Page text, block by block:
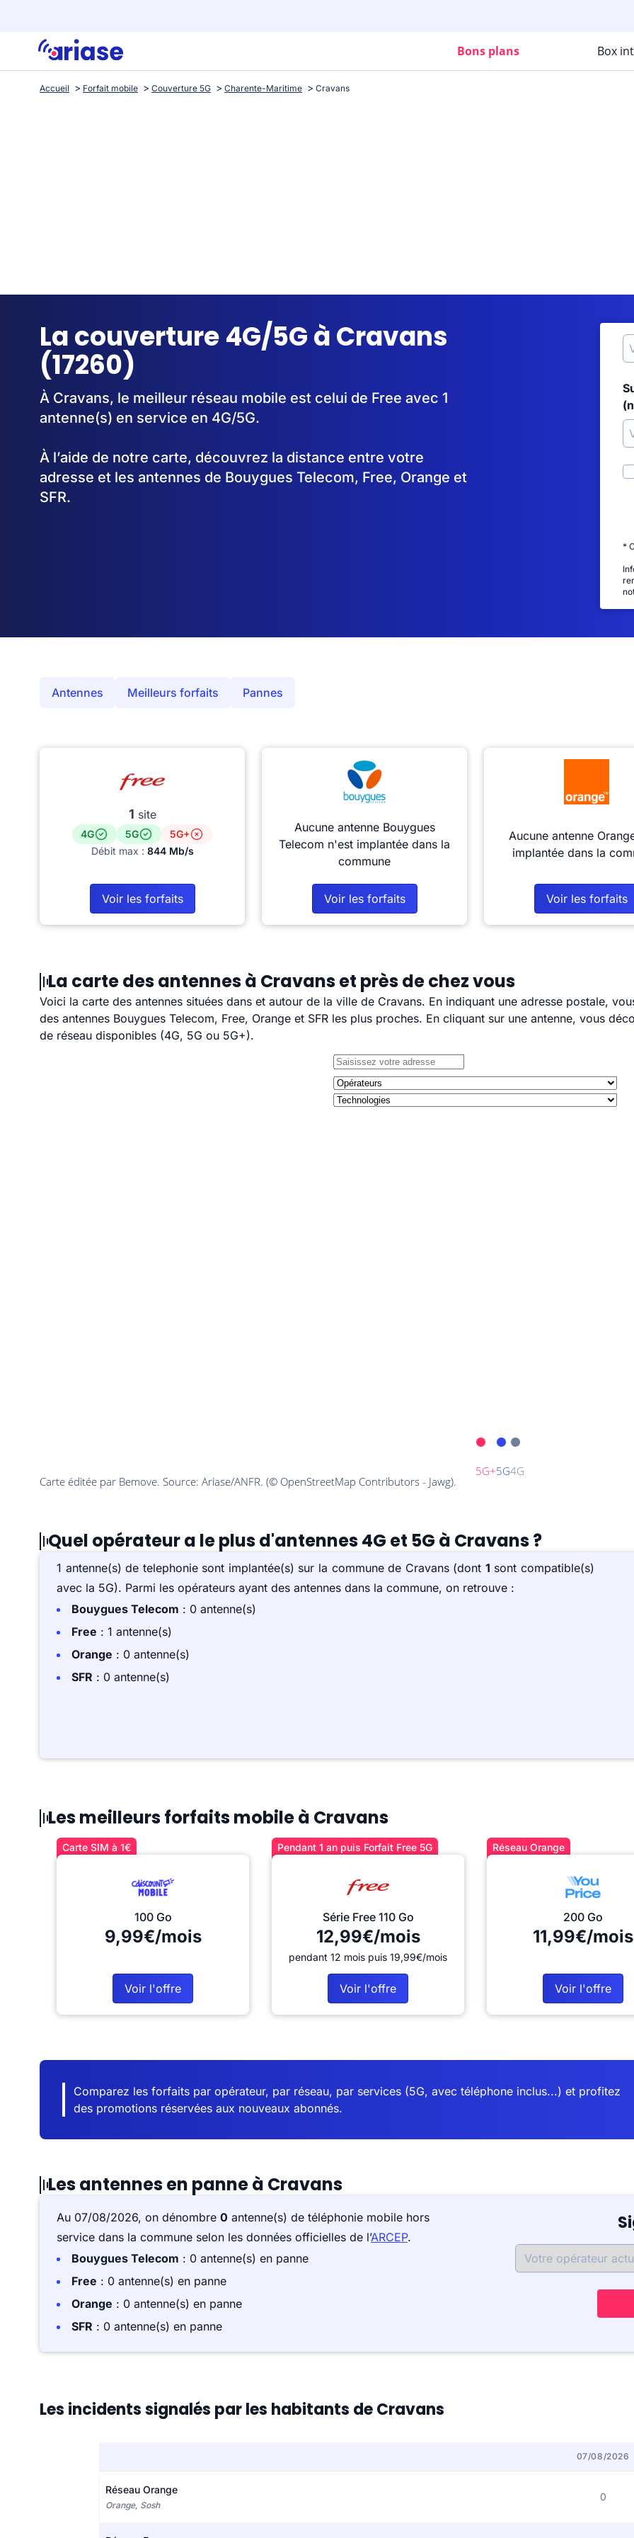
Bons plans Box
Accueil Forfait mobile Couverture 5G Charente-Maritime Cravans
La couverture 4G/5G à Cravans
(17260)
À Cravans, le meilleur réseau mobile est celui de Free avec 1
antenne(s) en service en 4G/5G.
À l’aide de notre carte, découvrez la distance entre votre
adresse et les antennes de Bouygues Telecom, Free, Orange et
SFR.
*
Antennes Meilleurs forfaits Pannes
1 site
4G 5G
5G+
Débit max : 844 Mb/s
Voir les forfaits
Aucune antenne Bouygues
Telecom n'est implantée dans la
commune
Voir les forfaits
Aucune antenne
implantée dans la
Voir les forfaits
La carte des antennes à Cravans et près de chez vous
Voici la carte des antennes situées dans et autour de la ville de Cravans. En indiquant une adresse postale,
des antennes Bouygues Telecom, Free, Orange et SFR les plus proches. En cliquant sur une antenne, vous
de réseau disponibles (4G, 5G ou 5G+).
Quel opérateur a le plus d'antennes 4G et 5G à Cravans ?
1 antenne(s) de telephonie sont implantée(s) sur la commune de Cravans (dont 1 sont compatible(s)
avec la 5G). Parmi les opérateurs ayant des antennes dans la commune, on retrouve :
Bouygues Telecom : 0 antenne(s)
Free : 1 antenne(s)
Orange : 0 antenne(s)
SFR : 0 antenne(s)
Les meilleurs forfaits mobile à Cravans
Carte SIM à 1€
100 Go
9,99€/mois
Voir l'offre
Pendant 1 an puis Forfait Free 5G
Série Free 110 Go
12,99€/mois
pendant 12 mois puis 19,99€/mois
Voir l'offre
Réseau Orange
200 Go
11,99€/mois
Voir l'offre
Comparez les forfaits par opérateur, par réseau, par services (5G, avec téléphone inclus...) et profitez
des promotions réservées aux nouveaux abonnés.
Les antennes en panne à Cravans
Au 07/08/2026, on dénombre 0 antenne(s) de téléphonie mobile hors
service dans la commune selon les données officielles de l’ARCEP.
Bouygues Telecom : 0 antenne(s) en panne
Free : 0 antenne(s) en panne
Orange : 0 antenne(s) en panne
SFR : 0 antenne(s) en panne
Les incidents signalés par les habitants de Cravans
07/08/2026
Réseau Orange
Orange, Sosh
0